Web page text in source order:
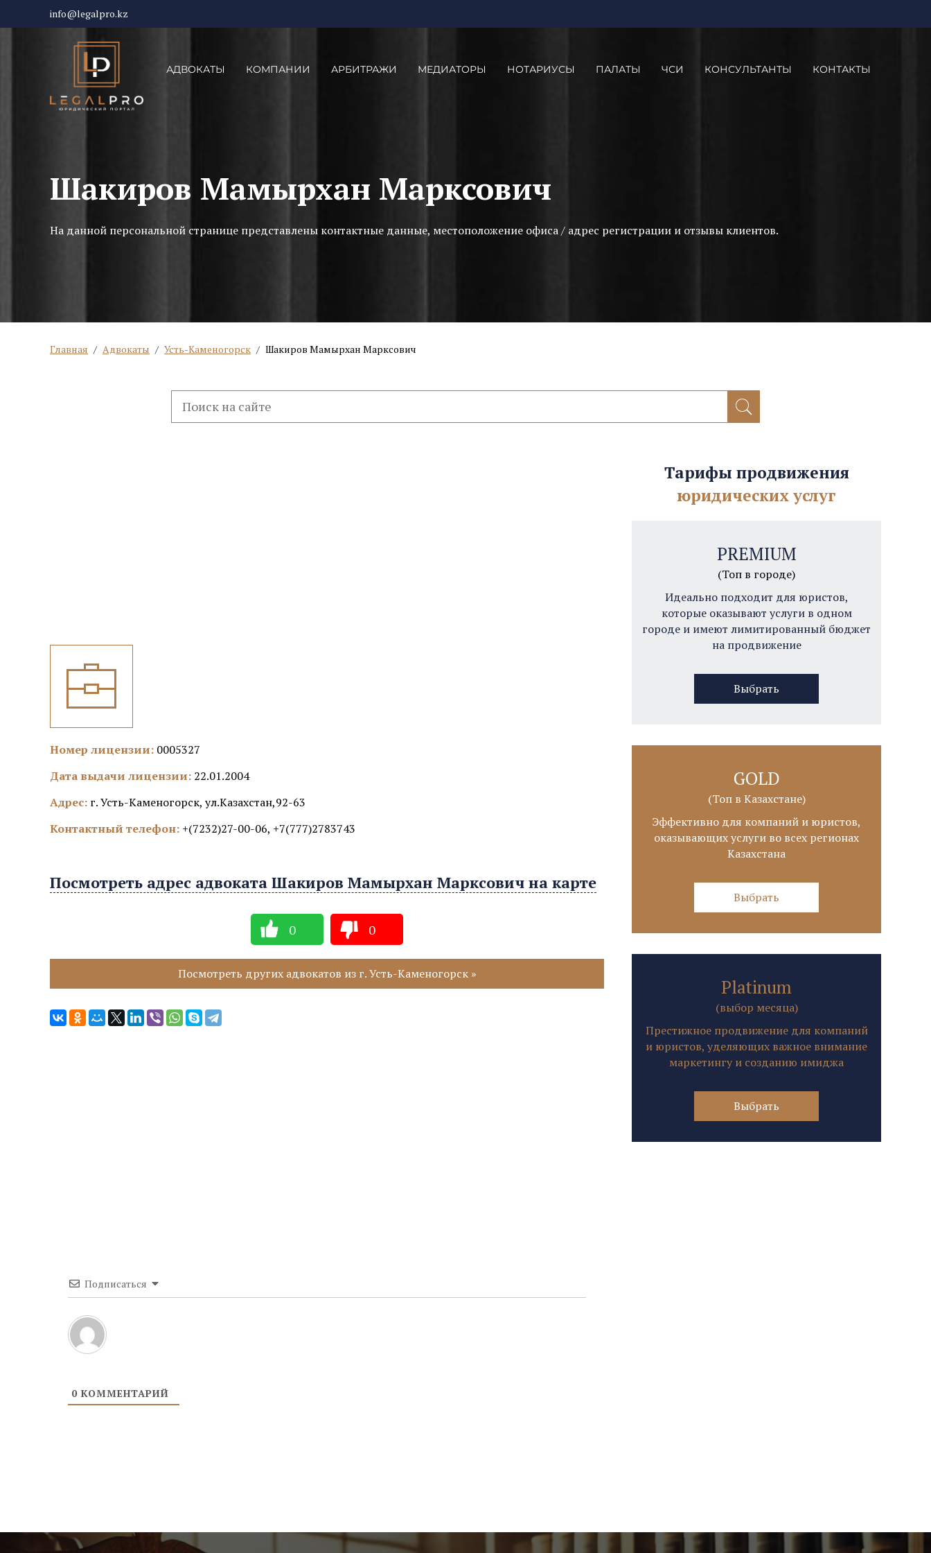
info@legalpro.kz
АДВОКАТЫ КОМПАНИИ АРБИТРАЖИ МЕДИАТОРЫ НОТАРИУСЫ ПАЛАТЫ ЧСИ КОНСУЛЬТАНТЫ КОНТАКТЫ
Шакиров Мамырхан Марксович
На данной персональной странице представлены контактные данные, местоположение офиса / адрес регистрации и отзывы клиентов.
Главная / Адвокаты / Усть-Каменогорск / Шакиров Мамырхан Марксович
Номер лицензии: 0005327
Дата выдачи лицензии: 22.01.2004
Адрес: г. Усть-Каменогорск, ул.Казахстан,92-63
Контактный телефон: +(7232)27-00-06, +7(777)2783743
Посмотреть адрес адвоката Шакиров Мамырхан Марксович на карте
0 0
Посмотреть других адвокатов из г. Усть-Каменогорск »
Подписаться
0 КОММЕНТАРИЙ
Тарифы продвижения
юридических услуг
PREMIUM
(Топ в городе)
Идеально подходит для юристов,
которые оказывают услуги в одном
городе и имеют лимитированный бюджет
на продвижение
Выбрать
GOLD
(Топ в Казахстане)
Эффективно для компаний и юристов,
оказывающих услуги во всех регионах
Казахстана
Выбрать
Platinum
(выбор месяца)
Престижное продвижение для компаний
и юристов, уделяющих важное внимание
маркетингу и созданию имиджа
Выбрать